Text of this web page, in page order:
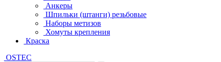
Анкеры
Шпильки (штанги) резьбовые
Наборы метизов
Хомуты крепления
Краска
OSTEC